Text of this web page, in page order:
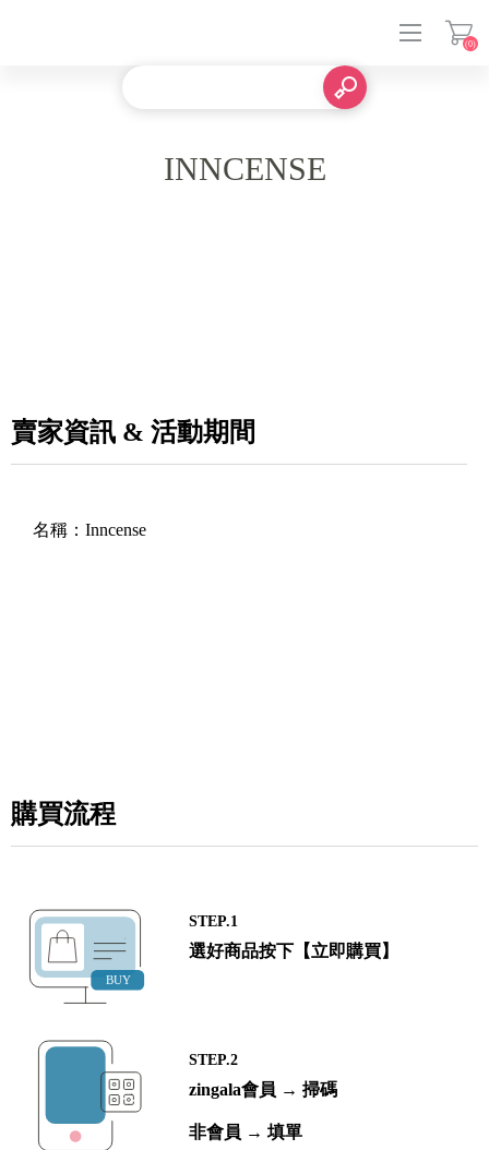
(0)
INNCENSE
賣家資訊 & 活動期間
名稱： Inncense
購買流程
STEP.1
選好商品按下【立即購買】
STEP.2
zingala會員 → 掃碼
非會員 → 填單